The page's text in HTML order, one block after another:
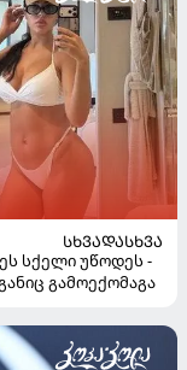
ᲡᲮᲕᲐᲓᲐᲡᲮᲕᲐ
სქელი უწოდეს -
გამოექომაგა